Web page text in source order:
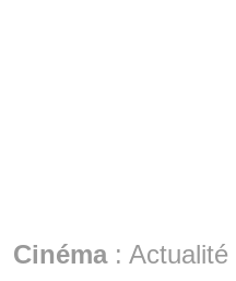
Cinéma: Actualité